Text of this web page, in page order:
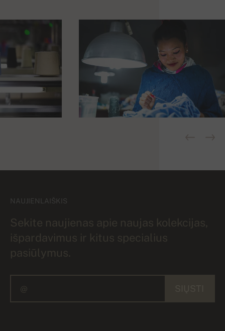
NAUJIENLAIŠKIS
Sekite naujienas apie naujas kolekcijas,
išpardavimus ir kitus specialius
pasiūlymus.